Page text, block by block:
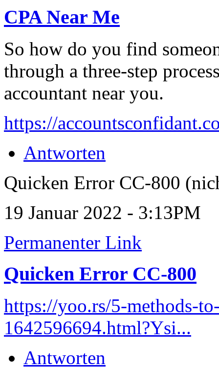
CPA Near Me
So how do you find
through a three-step
accountant near you.
https://
Antworten
Quicken Error CC-800
19 Januar 2022 - 3:13PM
Permanenter Link
Quicken Error CC-800
https://yoo.rs/5-methods-
1642596694.html?Ysi...
Antworten